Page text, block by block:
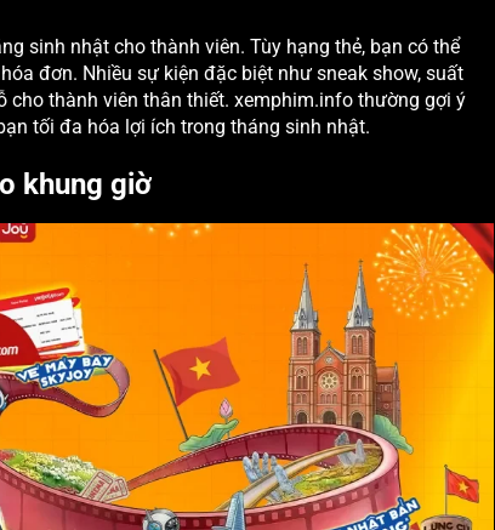
sinh nhật cho thành viên. Tùy hạng thẻ, bạn có thể
đơn. Nhiều sự kiện đặc biệt như sneak show, suất
thành viên thân thiết. xemphim.info thường gợi ý
tối đa hóa lợi ích trong tháng sinh nhật.
khung giờ